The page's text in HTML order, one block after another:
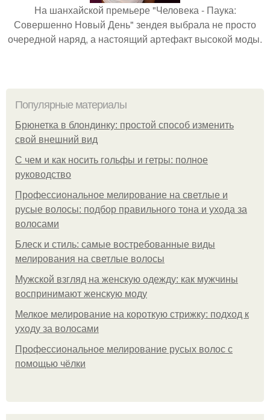
На шанхайской премьере "Человека - Паука:
Совершенно Новый День" зендея выбрала не просто
очередной наряд, а настоящий артефакт высокой моды.
Популярные материалы
Брюнетка в блондинку: простой способ изменить
свой внешний вид
С чем и как носить гольфы и гетры: полное
руководство
Профессиональное мелирование на светлые и
русые волосы: подбор правильного тона и ухода за
волосами
Блеск и стиль: самые востребованные виды
мелирования на светлые волосы
Мужской взгляд на женскую одежду: как мужчины
воспринимают женскую моду
Мелкое мелирование на короткую стрижку: подход к
уходу за волосами
Профессиональное мелирование русых волос с
помощью чёлки